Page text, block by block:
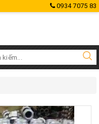
0934 7075 83